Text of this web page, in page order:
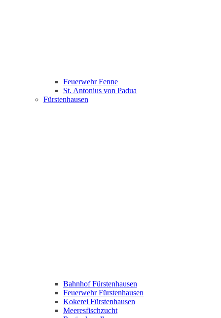
Feuerwehr Fenne
St. Antonius von Padua
Fürstenhausen
Bahnhof Fürstenhausen
Feuerwehr Fürstenhausen
Kokerei Fürstenhausen
Meeresfischzucht